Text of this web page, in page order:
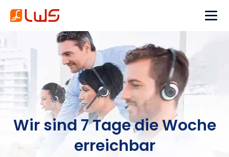
Wir sind 7 Tage die Woche
erreichbar